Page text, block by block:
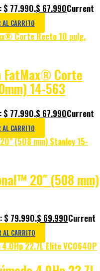
$ 77.990.$ 67.990Current
CARRITO
FatMax® Corte
14-563
$ 77.990.$ 67.990Current
CARRITO
20″ (508 mm)
$ 79.990.$ 69.990Current
AL CARRITO